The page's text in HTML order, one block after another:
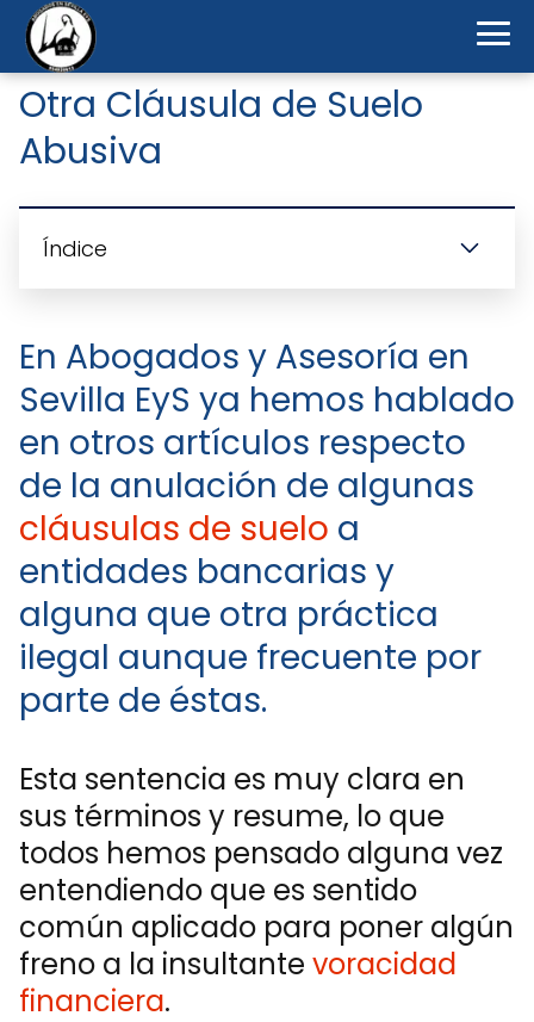
Otra Cláusula de Suelo
Abusiva
Índice
En Abogados y Asesoría en
Sevilla EyS ya hemos hablado
en otros artículos respecto
de la anulación de algunas
cláusulas de suelo a
entidades bancarias y
alguna que otra práctica
ilegal aunque frecuente por
parte de éstas.
Esta sentencia es muy clara en
sus términos y resume, lo que
todos hemos pensado alguna vez
entendiendo que es sentido
común aplicado para poner algún
freno a la insultante voracidad
financiera.